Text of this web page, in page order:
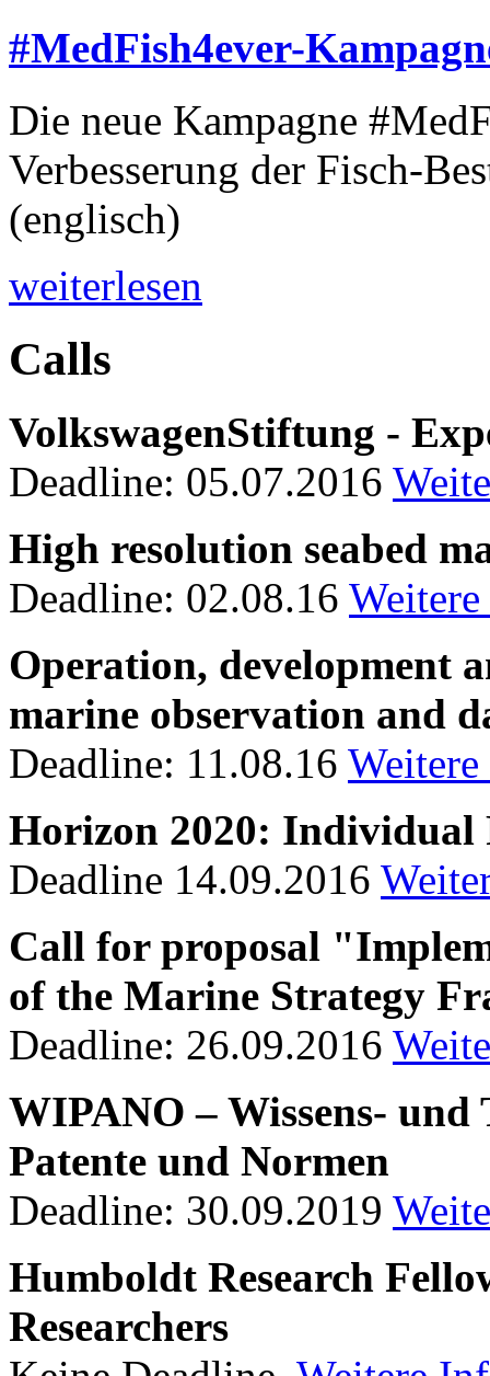
#MedFish4ever-
Die neue Kampagne
Verbesserung der Fisch-
(englisch)
weiterlesen
Calls
VolkswagenStiftung -
Deadline: 05.07.2016
High resolution seabed
Deadline: 02.08.16
Operation, development
marine observation and
Deadline: 11.08.16
Horizon 2020: Individual
Deadline 14.09.2016
Call for proposal
of the Marine Strategy
Deadline: 26.09.2016
WIPANO – Wissens-
Patente und Normen
Deadline: 30.09.2019
Humboldt Research
Researchers